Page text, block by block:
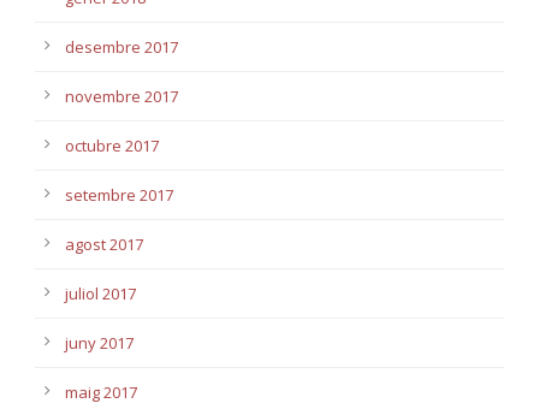
desembre 2017
novembre 2017
octubre 2017
setembre 2017
agost 2017
juliol 2017
juny 2017
maig 2017